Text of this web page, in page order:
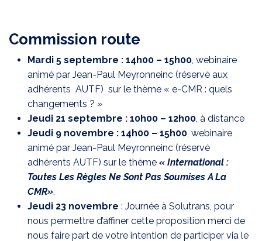
Commission route
Mardi 5 septembre : 14h00 – 15h00, webinaire
animé par Jean-Paul Meyronneinc (réservé aux
adhérents AUTF) sur le thème « e-CMR : quels
changements ? »
Jeudi 21 septembre : 10h00 – 12h00, à distance
Jeudi 9 novembre : 14h00 – 15h00, webinaire
animé par Jean-Paul Meyronneinc (réservé
adhérents AUTF) sur le thème « International :
Toutes Les Règles Ne Sont Pas Soumises A La
CMR»,
Jeudi 23 novembre : Journée à Solutrans, pour
nous permettre d’affiner cette proposition merci de
nous faire part de votre intention de participer via le